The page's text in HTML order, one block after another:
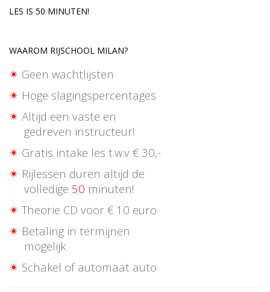
LES IS 50 MINUTEN!
WAAROM RIJSCHOOL MILAN?
✴ Geen wachtlijsten
✴ Hoge slagingspercentages
✴ Altijd een vaste en
gedreven instructeur!
✴ Gratis intake les t.w.v € 30,-
✴ Rijlessen duren altijd de
volledige 50 minuten!
✴Theorie CD voor € 10 euro
✴ Betaling in termijnen
mogelijk
✴ Schakel of automaat auto